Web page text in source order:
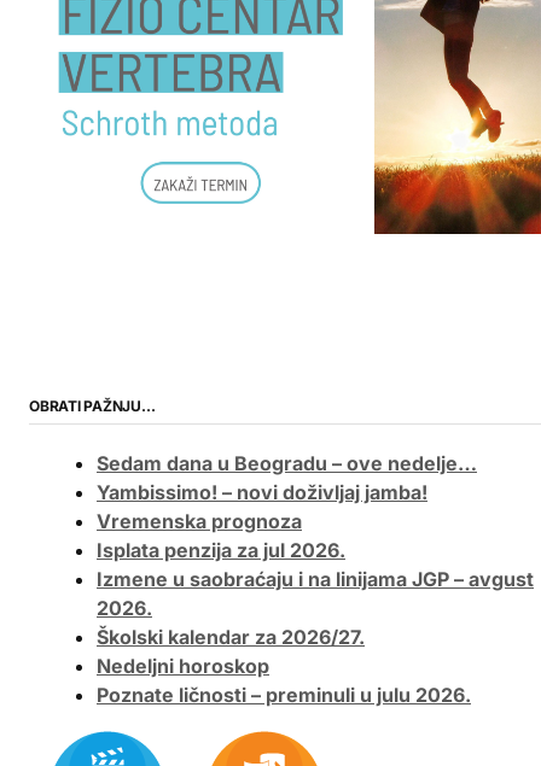
OBRATI PAŽNJU…
Sedam dana u Beogradu – ove nedelje…
Yambissimo! – novi doživljaj jamba!
Vremenska prognoza
Isplata penzija za jul 2026.
Izmene u saobraćaju i na linijama JGP – avgust
2026.
Školski kalendar za 2026/27.
Nedeljni horoskop
Poznate ličnosti – preminuli u julu 2026.